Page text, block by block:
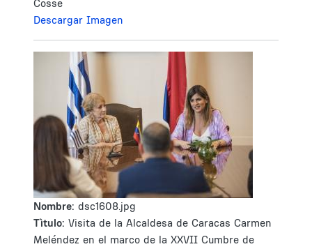
Cosse
Descargar Imagen
Nombre: dsc1608.jpg
Tìtulo: Visita de la Alcaldesa de Caracas Carmen
Meléndez en el marco de la XXVII Cumbre de